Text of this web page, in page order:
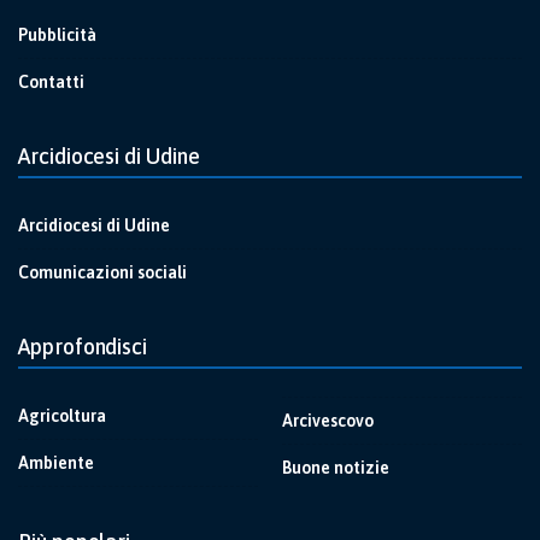
Pubblicità
Contatti
Arcidiocesi di Udine
Arcidiocesi di Udine
Comunicazioni sociali
Approfondisci
Agricoltura
Ambiente
Arcivescovo
Buone notizie